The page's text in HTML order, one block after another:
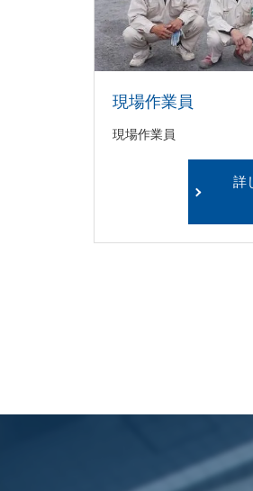
現場作業員
現場作業員
詳